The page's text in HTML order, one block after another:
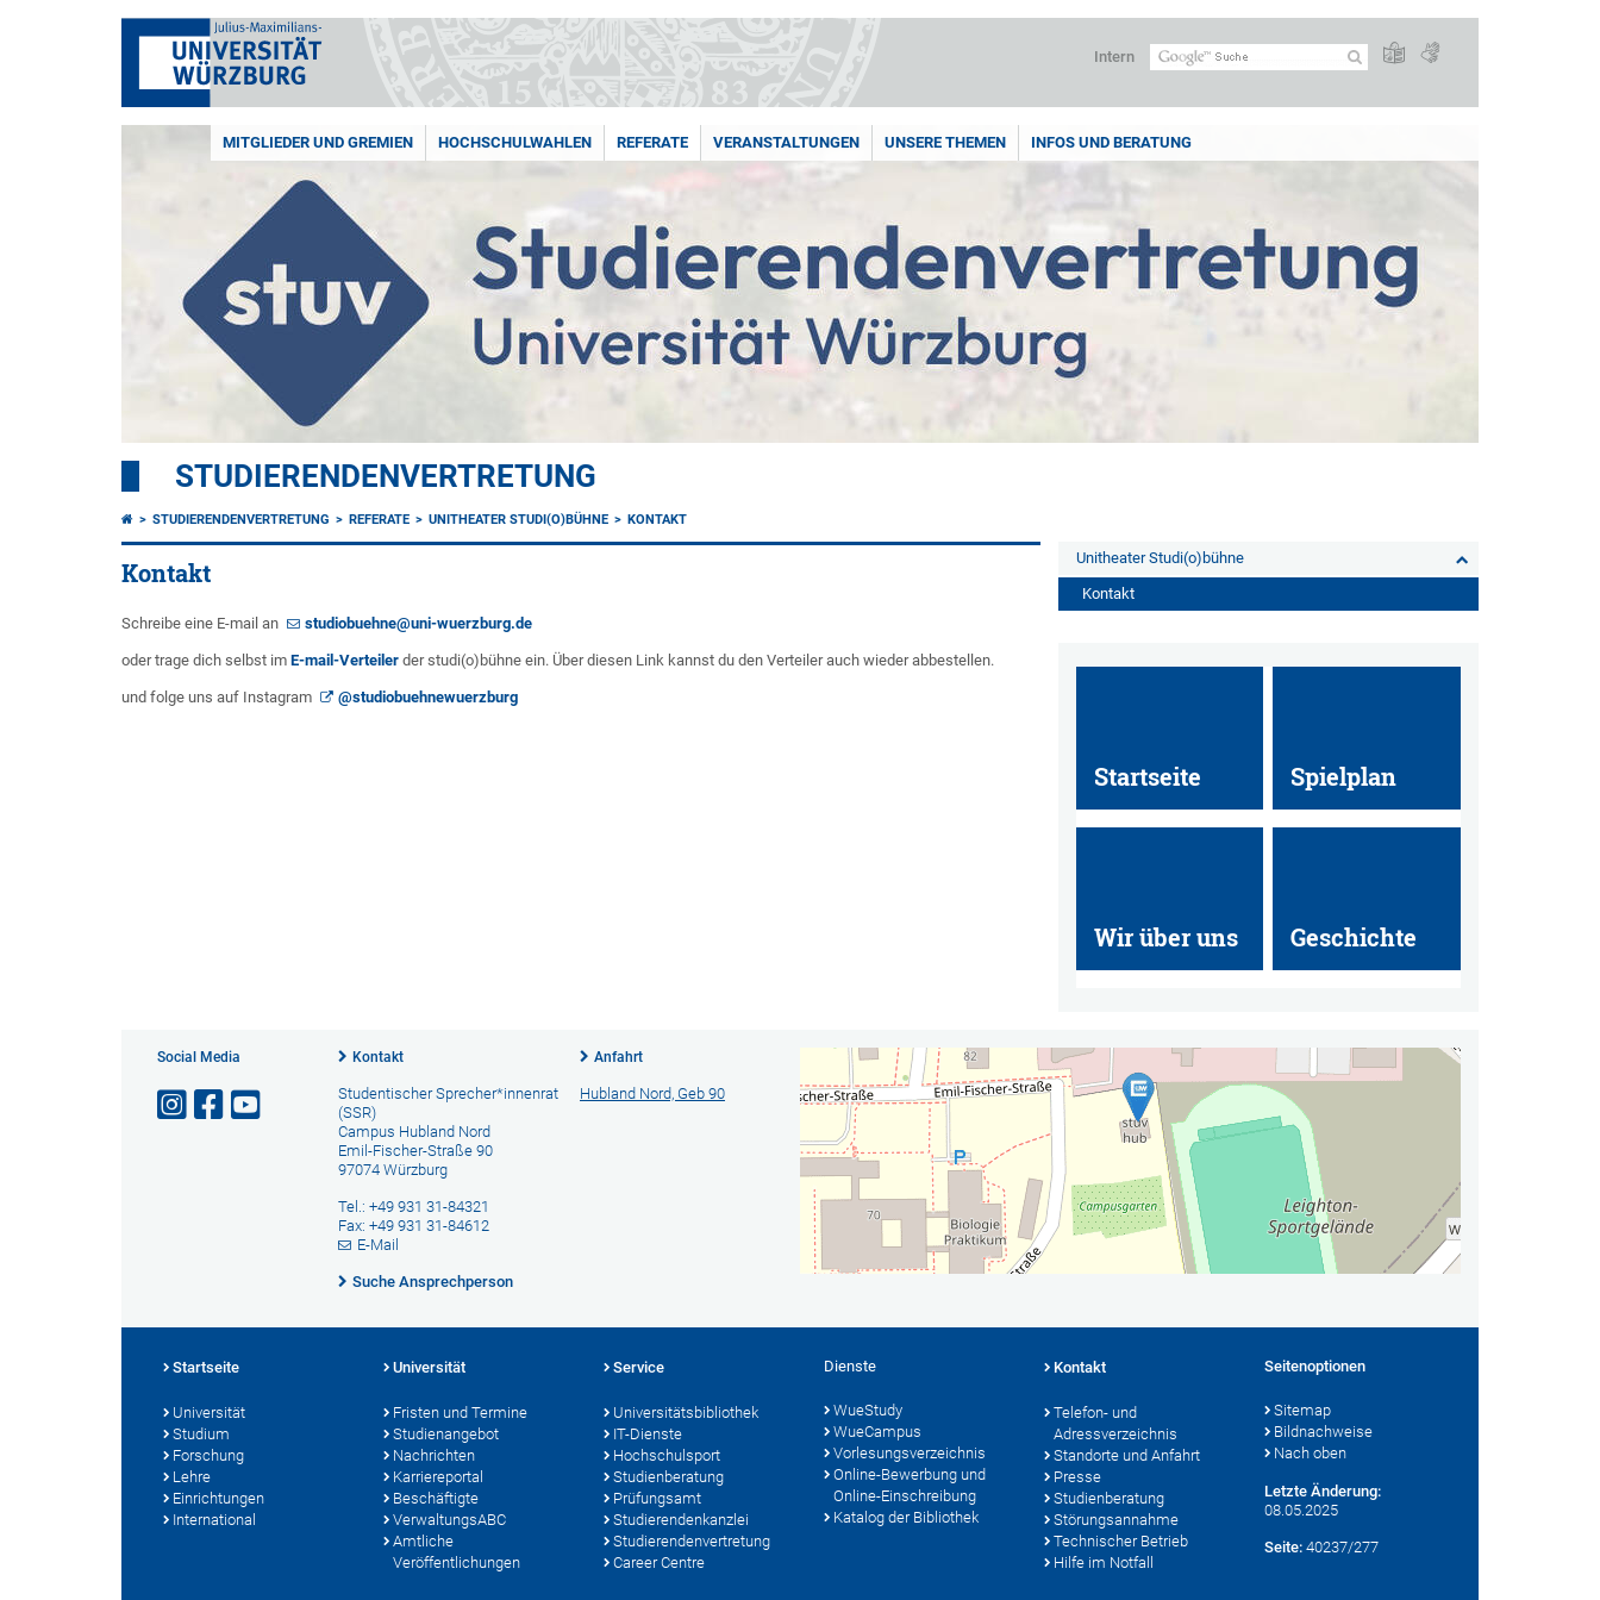
Intern
MITGLIEDER UND GREMIEN HOCHSCHULWAHLEN REFERATE VERANSTALTUNGEN UNSERE THEMEN INFOS UND BERATUNG
STUDIERENDENVERTRETUNG
STUDIERENDENVERTRETUNG REFERATE UNITHEATER STUDI(O)BÜHNE KONTAKT
Kontakt
Schreibe eine E-mail an studiobuehne@uni-wuerzburg.de
oder trage dich selbst im E-mail-Verteiler der studi(o)bühne ein. Über diesen Link kannst du den Verteiler auch wieder abbestellen.
und folge uns auf Instagram @studiobuehnewuerzburg
Unitheater Studi(o)bühne
Kontakt
Startseite Spielplan
Wir über uns Geschichte
Social Media Kontakt
Studentischer Sprecher*innenrat
(SSR)
Campus Hubland Nord
Emil-Fischer-Straße 90
97074 Würzburg
Tel.: +49 931 31-84321
Fax: +49 931 31-84612
E-Mail
Suche Ansprechperson
Anfahrt
Hubland Nord, Geb 90
Startseite
Universität
Studium
Forschung
Lehre
Einrichtungen
International
Universität
Fristen und Termine
Studienangebot
Nachrichten
Karriereportal
Beschäftigte
VerwaltungsABC
Amtliche
Veröffentlichungen
Service
Universitätsbibliothek
IT-Dienste
Hochschulsport
Studienberatung
Prüfungsamt
Studierendenkanzlei
Studierendenvertretung
Career Centre
Dienste
WueStudy
WueCampus
Vorlesungsverzeichnis
Online-Bewerbung und
Online-Einschreibung
Katalog der Bibliothek
Kontakt
Telefon- und
Adressverzeichnis
Standorte und Anfahrt
Presse
Studienberatung
Störungsannahme
Technischer Betrieb
Hilfe im Notfall
Seitenoptionen
Sitemap
Bildnachweise
Nach oben
Letzte Änderung:
08.05.2025
Seite: 40237/277